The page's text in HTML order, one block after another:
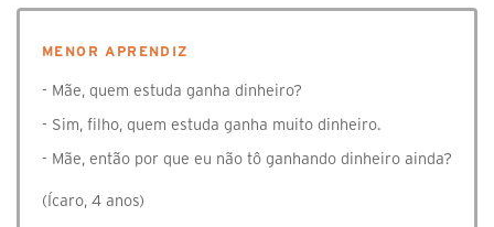
MENOR APRENDIZ
- Mãe, quem estuda ganha dinheiro?
- Sim, filho, quem estuda ganha muito dinheiro.
- Mãe, então por que eu não tô ganhando dinheiro ainda?
(Ícaro, 4 anos)